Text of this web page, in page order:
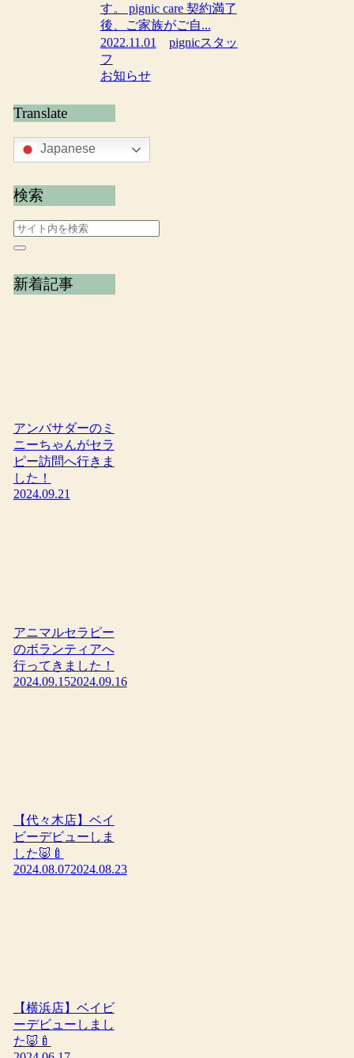
す。 pignic care 契約満了
後、ご家族がご自...
2022.11.01
pignicスタッ
フ
お知らせ
Translate
Japanese
検索
新着記事
アンバサダーのミ
ニーちゃんがセラ
ピー訪問へ行きま
した！
2024.09.21
アニマルセラピー
のボランティアへ
行ってきました！
2024.09.152024.09.16
【代々木店】ベイ
ビーデビューしま
した🐷🍼
2024.08.072024.08.23
【横浜店】ベイビ
ーデビューしまし
た🐷🍼